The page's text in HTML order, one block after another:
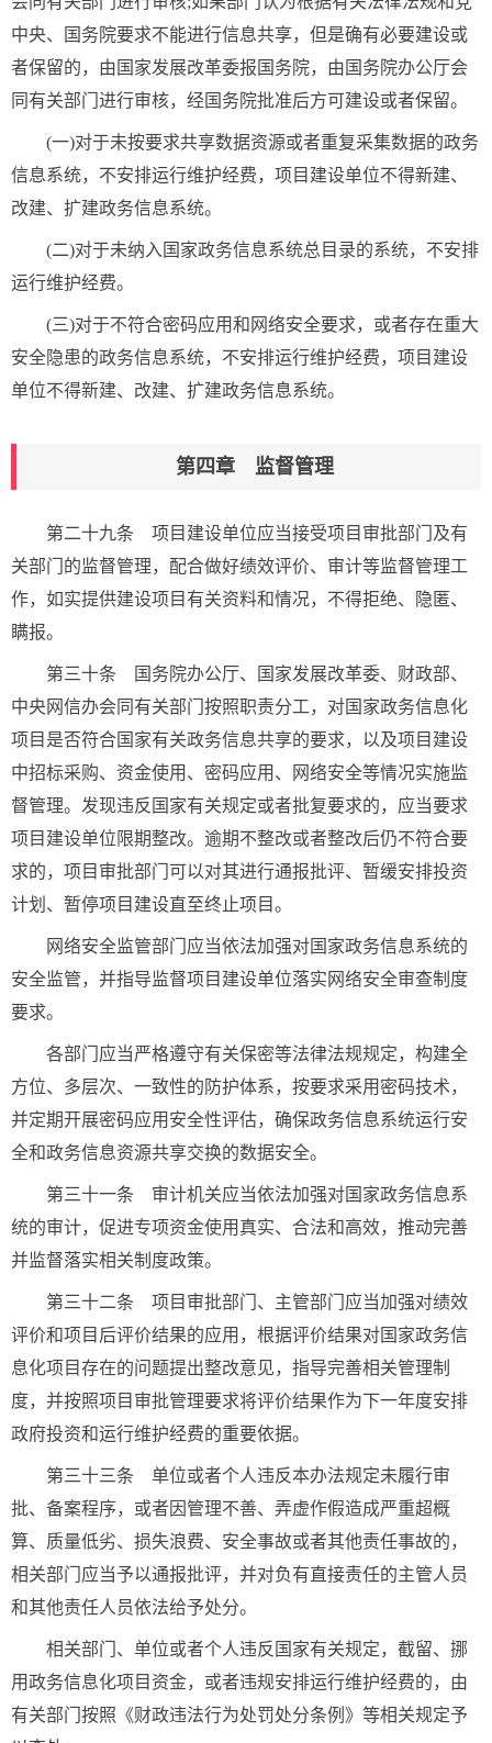
中央、国务院要求不能进行信息共享，但是确有必要建设或
者保留的，由国家发展改革委报国务院，由国务院办公厅会
同有关部门进行审核，经国务院批准后方可建设或者保留。
(一)对于未按要求共享数据资源或者重复采集数据的政务
信息系统，不安排运行维护经费，项目建设单位不得新建、
改建、扩建政务信息系统。
(二)对于未纳入国家政务信息系统总目录的系统，不安排
运行维护经费。
(三)对于不符合密码应用和网络安全要求，或者存在重大
安全隐患的政务信息系统，不安排运行维护经费，项目建设
单位不得新建、改建、扩建政务信息系统。
第四章 监督管理
第二十九条 项目建设单位应当接受项目审批部门及有
关部门的监督管理，配合做好绩效评价、审计等监督管理工
作，如实提供建设项目有关资料和情况，不得拒绝、隐匿、
瞒报。
第三十条 国务院办公厅、国家发展改革委、财政部、
中央网信办会同有关部门按照职责分工，对国家政务信息化
项目是否符合国家有关政务信息共享的要求，以及项目建设
中招标采购、资金使用、密码应用、网络安全等情况实施监
督管理。发现违反国家有关规定或者批复要求的，应当要求
项目建设单位限期整改。逾期不整改或者整改后仍不符合要
求的，项目审批部门可以对其进行通报批评、暂缓安排投资
计划、暂停项目建设直至终止项目。
网络安全监管部门应当依法加强对国家政务信息系统的
安全监管，并指导监督项目建设单位落实网络安全审查制度
要求。
各部门应当严格遵守有关保密等法律法规规定，构建全
方位、多层次、一致性的防护体系，按要求采用密码技术，
并定期开展密码应用安全性评估，确保政务信息系统运行安
全和政务信息资源共享交换的数据安全。
第三十一条 审计机关应当依法加强对国家政务信息系
统的审计，促进专项资金使用真实、合法和高效，推动完善
并监督落实相关制度政策。
第三十二条 项目审批部门、主管部门应当加强对绩效
评价和项目后评价结果的应用，根据评价结果对国家政务信
息化项目存在的问题提出整改意见，指导完善相关管理制
度，并按照项目审批管理要求将评价结果作为下一年度安排
政府投资和运行维护经费的重要依据。
第三十三条 单位或者个人违反本办法规定未履行审
批、备案程序，或者因管理不善、弄虚作假造成严重超概
算、质量低劣、损失浪费、安全事故或者其他责任事故的，
相关部门应当予以通报批评，并对负有直接责任的主管人员
和其他责任人员依法给予处分。
相关部门、单位或者个人违反国家有关规定，截留、挪
用政务信息化项目资金，或者违规安排运行维护经费的，由
有关部门按照《财政违法行为处罚处分条例》等相关规定予